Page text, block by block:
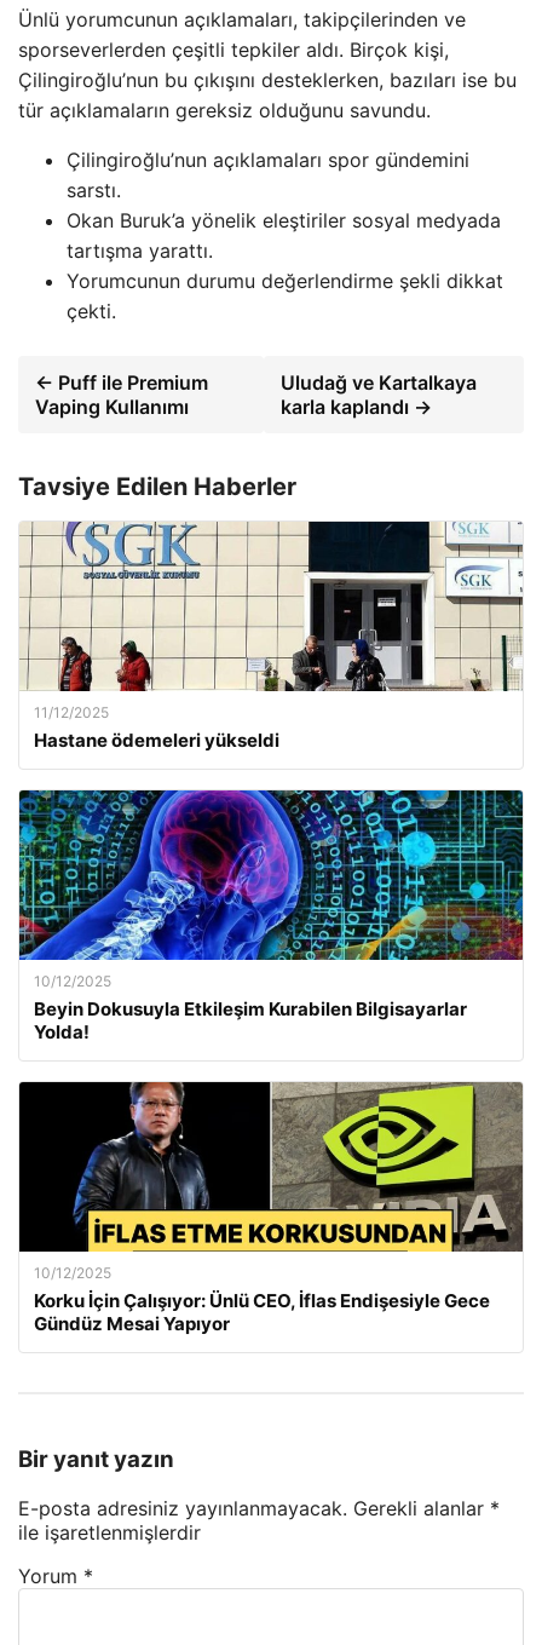
Ünlü yorumcunun açıklamaları, takipçilerinden ve
sporseverlerden çeşitli tepkiler aldı. Birçok kişi,
Çilingiroğlu’nun bu çıkışını desteklerken, bazıları ise bu
tür açıklamaların gereksiz olduğunu savundu.
Çilingiroğlu’nun açıklamaları spor gündemini
sarstı.
Okan Buruk’a yönelik eleştiriler sosyal medyada
tartışma yarattı.
Yorumcunun durumu değerlendirme şekli dikkat
çekti.
← Puff ile Premium
Vaping Kullanımı
Uludağ ve Kartalkaya
karla kaplandı →
Tavsiye Edilen Haberler
11/12/2025
Hastane ödemeleri yükseldi
10/12/2025
Beyin Dokusuyla Etkileşim Kurabilen Bilgisayarlar
Yolda!
10/12/2025
Korku İçin Çalışıyor: Ünlü CEO, İflas Endişesiyle Gece
Gündüz Mesai Yapıyor
Bir yanıt yazın
E-posta adresiniz yayınlanmayacak. Gerekli alanlar *
ile işaretlenmişlerdir
Yorum *